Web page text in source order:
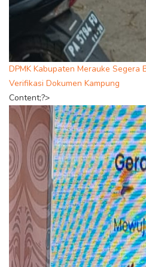
DPMK Kabupaten Merauke Segera
Verifikasi Dokumen Kampung
Content;?>